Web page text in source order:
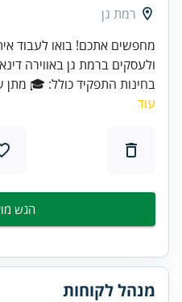
רמת גן
מחפשים אתכם! בואו לעבוד
ולעסקים ברמת גן באווירה
בחינות התפקיד כולל: 🎓 מתן
עוד
הגש
מנהל לקוחות